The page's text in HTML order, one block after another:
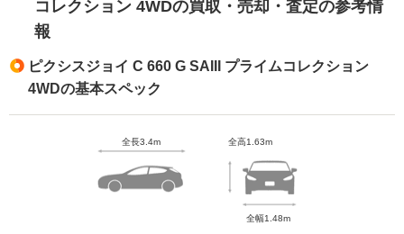
コレクション 4WDの買取・売却・査定の参考情
報
ピクシスジョイ C 660 G SAIII プライムコレクション
4WDの基本スペック
全長3.4m 全高1.63m
全幅1.48m